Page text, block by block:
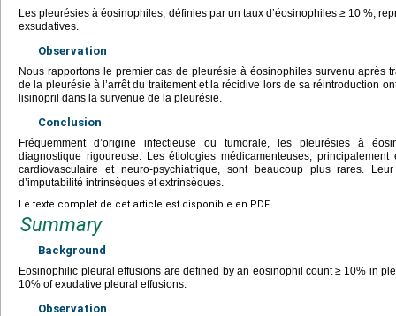
Les pleurésies à éosinophiles, définies par un taux d’éosinophiles ≥ 10 %,
exsudatives.
Observation
Nous rapportons le premier cas de pleurésie à éosinophiles survenu après
de la pleurésie à l’arrêt du traitement et la récidive lors de sa réintroduction
lisinopril dans la survenue de la pleurésie.
Conclusion
Fréquemment d’origine infectieuse ou tumorale, les pleurésies à
diagnostique rigoureuse. Les étiologies médicamenteuses,
cardiovasculaire et neuro-psychiatrique, sont beaucoup plus rares.
d’imputabilité intrinsèques et extrinsèques.
Le texte complet de cet article est disponible en PDF.
Summary
Background
Eosinophilic pleural effusions are defined by an eosinophil count ≥ 10% in
10% of exudative pleural effusions.
Observation